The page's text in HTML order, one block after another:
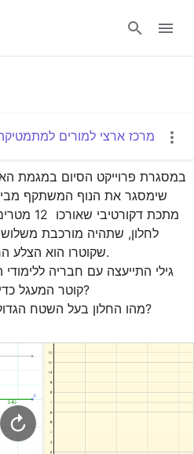
Sign in
מרכז ארצי למורים
שקוטרו הוא הצלע
קוטר המעגל
מהו החלון בעל השטח הגדול ביותר שניתן לבנות בדרך זו?